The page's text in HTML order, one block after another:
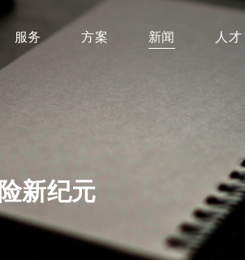
服务 方案 新闻 人才
新纪元